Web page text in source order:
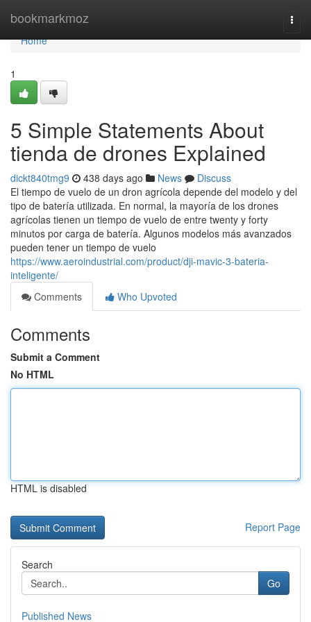
bookmarkmoz
Home
Home
1
5 Simple Statements About
tienda de drones Explained
dickt840tmg9 438 days ago News
Discuss
El tiempo de vuelo de un dron agrícola depende del modelo y del
tipo de batería utilizada. En normal, la mayoría de los drones
agrícolas tienen un tiempo de vuelo de entre twenty y forty
minutos por carga de batería. Algunos modelos más avanzados
pueden tener un tiempo de vuelo
https://www.aeroindustrial.com/product/dji-mavic-3-bateria-
inteligente/
Comments
Who Upvoted
Comments
Submit a Comment
No HTML
HTML is disabled
Report Page
Search
Go
Published News